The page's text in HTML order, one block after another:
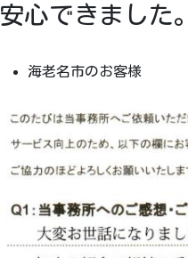
安心できました。
海老名市のお客様